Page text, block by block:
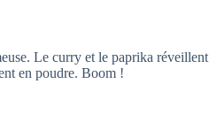
Le curry et le paprika réveillent
en poudre. Boom !